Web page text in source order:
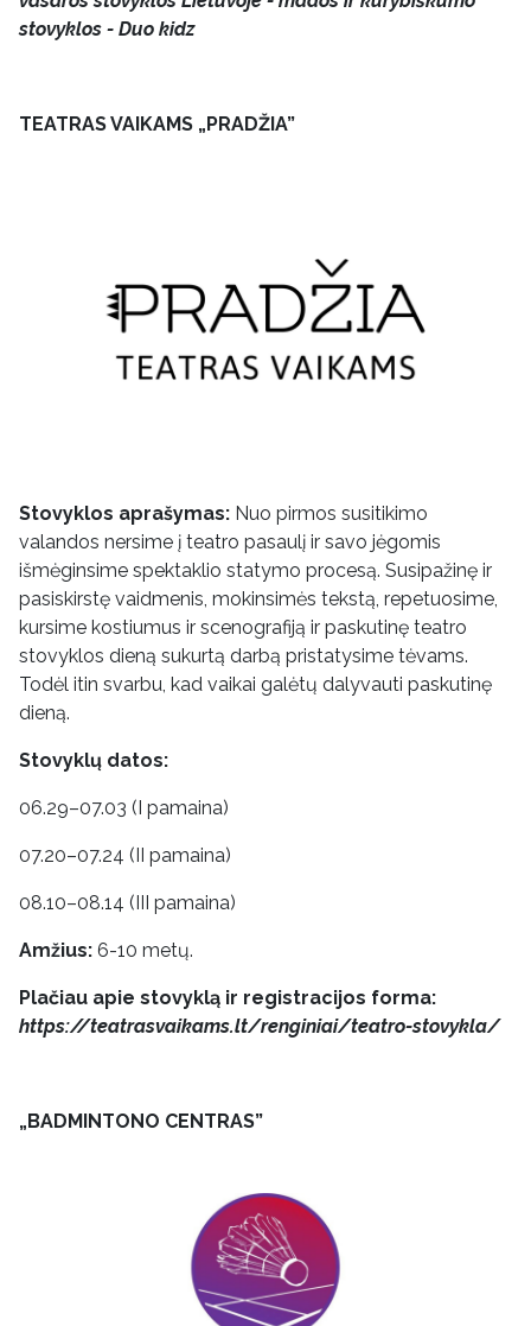
stovyklos - Duo kidz
TEATRAS VAIKAMS „PRADŽIA”
Stovyklos aprašymas: Nuo pirmos susitikimo
valandos nersime į teatro pasaulį ir savo jėgomis
išmėginsime spektaklio statymo procesą. Susipažinę ir
pasiskirstę vaidmenis, mokinsimės tekstą, repetuosime,
kursime kostiumus ir scenografiją ir paskutinę teatro
stovyklos dieną sukurtą darbą pristatysime tėvams.
Todėl itin svarbu, kad vaikai galėtų dalyvauti paskutinę
dieną.
Stovyklų datos:
06.29–07.03 (I pamaina)
07.20–07.24 (II pamaina)
08.10–08.14 (III pamaina)
Amžius: 6-10 metų.
Plačiau apie stovyklą ir registracijos forma:
https://teatrasvaikams.lt/renginiai/teatro-stovykla/
„BADMINTONO CENTRAS”